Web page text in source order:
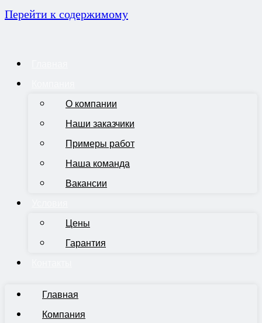
Перейти к содержимому
О компании
Наши заказчики
Примеры работ
Наша команда
Вакансии
Цены
Гарантия
Главная
Компания